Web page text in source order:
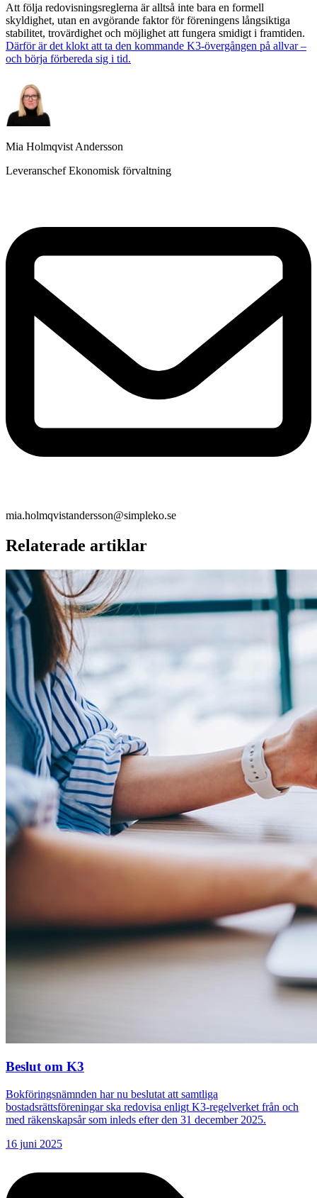
Att följa redovisningsreglerna är alltså inte bara en formell
skyldighet, utan en avgörande faktor för föreningens långsiktiga
stabilitet, trovärdighet och möjlighet att fungera smidigt i framtiden.
Därför är det klokt att ta den kommande K3-övergången på allvar –
och börja förbereda sig i tid.
Mia Holmqvist Andersson
Leveranschef Ekonomisk förvaltning
mia.holmqvistandersson@simpleko.se
Relaterade artiklar
Beslut om K3
Bokföringsnämnden har nu beslutat att samtliga
bostadsrättsföreningar ska redovisa enligt K3-regelverket från och
med räkenskapsår som inleds efter den 31 december 2025.
16 juni 2025